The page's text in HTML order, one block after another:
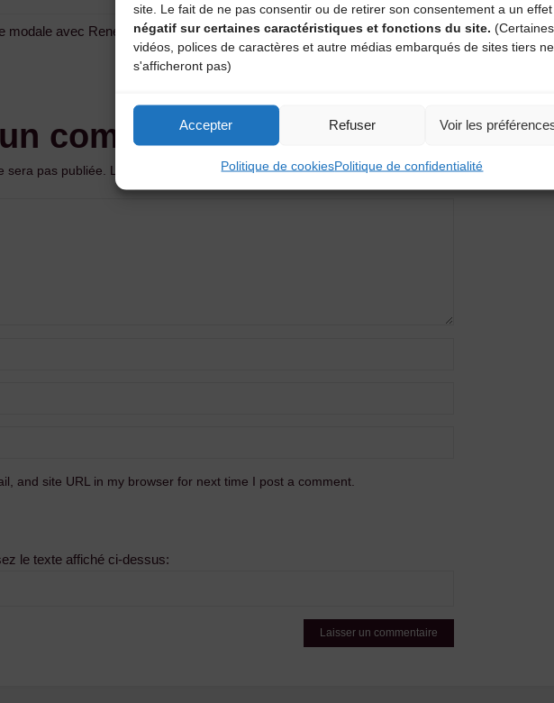
site. Le fait de ne pas consentir ou de retirer son consentement a un effet
négatif sur certaines caractéristiques et fonctions du site. (Certaines
vidéos, polices de caractères et autre médias embarqués de sites tiers ne
s'afficheront pas)
Accepter Refuser Voir les
Politique de cookiesPolitique de confidentialité
modale avec René Zosso
commentaire
sera pas publiée. Les champs obligatoires sont indiqués avec*
and site URL in my browser for next time I post a comment.
le texte affiché ci-dessus: